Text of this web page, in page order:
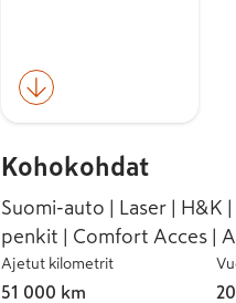
Kohokohdat
Suomi-auto | Laser | H&K
penkit | Comfort Acces |
Ajetut kilometrit
51 000 km